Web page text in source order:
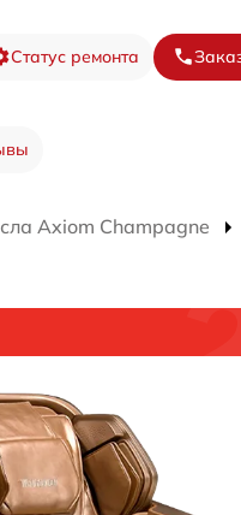
Статус ремонта
Axiom Champagne